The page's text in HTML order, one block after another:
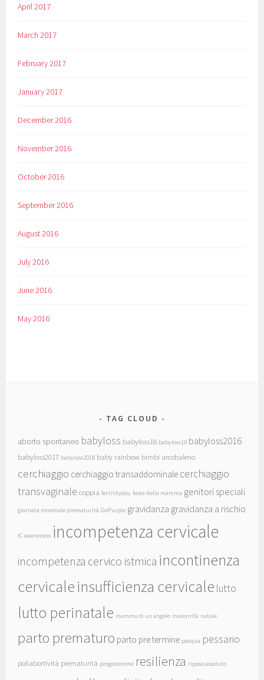
April 2017
March 2017
February 2017
January 2017
December 2016
November 2016
October 2016
September 2016
August 2016
July 2016
June 2016
May 2016
TAG CLOUD
aborto spontaneo babyloss babyloss18 babyloss19 babyloss2016
babyloss2017 babyloss2018 baby rainbow bimbi arcobaleno
cerchiaggio cerchiaggio transaddominale cerchiaggio
transvaginale coppia fertilityday festa della mamma genitori speciali
giornata mondiale prematurità GoPurple gravidanza gravidanza a rischio
IC awareness incompetenza cervicale
incompetenza cervico istmica incontinenza
cervicaleinsufficienza cervicale lutto
lutto perinatale mamma di un angelo maternità natale
parto prematuro parto pre termine pasqua pessario
poliabortività prematurità progesterone resilienza riposo assoluto